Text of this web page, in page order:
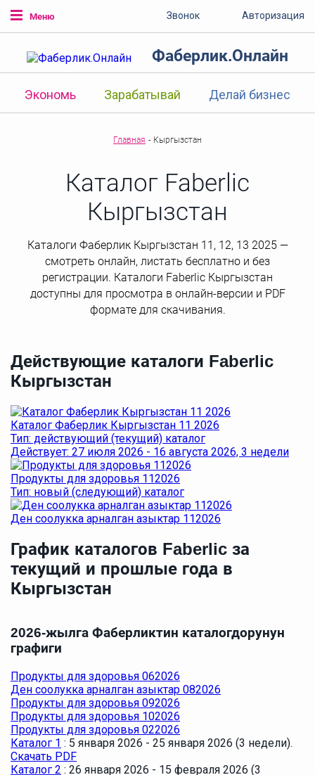
Меню Звонок Авторизация
Фаберлик.Онлайн
Экономь Зарабатывай Делай бизнес
Главная - Кыргызстан
Каталог Faberlic
Кыргызстан
Каталоги Фаберлик Кыргызстан 11, 12, 13 2025 —
смотреть онлайн, листать бесплатно и без
регистрации. Каталоги Faberlic Кыргызстан
доступны для просмотра в онлайн-версии и PDF
формате для скачивания.
Действующие каталоги Faberlic
Кыргызстан
Каталог Фаберлик Кыргызстан 11 2026
Тип: действующий (текущий) каталог
Действует: 27 июля 2026 - 16 августа 2026, 3 недели
Продукты для здоровья 112026
Тип: новый (следующий) каталог
Ден соолукка арналган азыктар 112026
График каталогов Faberlic за
текущий и прошлые года в
Кыргызстан
2026-жылга Фаберликтин каталогдорунун
графиги
Продукты для здоровья 062026
Ден соолукка арналган азыктар 082026
Продукты для здоровья 092026
Продукты для здоровья 102026
Продукты для здоровья 022026
Каталог 1 : 5 января 2026 - 25 января 2026 (3 недели).
Скачать PDF
Каталог 2 : 26 января 2026 - 15 февраля 2026 (3